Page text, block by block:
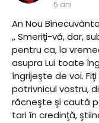
5 ani
An Nou
,, Smeriţi-vă, dar,
pentru ca, la
asupra Lui toate
îngrijeşte de voi.
potrivnicul vostru,
răcneşte şi caută
tari în credinţă,